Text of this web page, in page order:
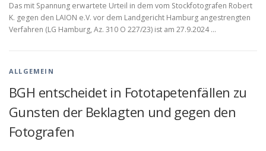
Das mit Spannung erwartete Urteil in dem vom Stockfotografen Robert
K. gegen den LAION e.V. vor dem Landgericht Hamburg angestrengten
Verfahren (LG Hamburg, Az. 310 O 227/23) ist am 27.9.2024 …
ALLGEMEIN
BGH entscheidet in Fototapetenfällen zu
Gunsten der Beklagten und gegen den
Fotografen